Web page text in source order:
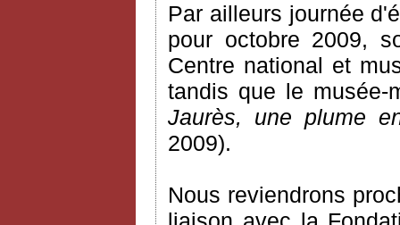
Par ailleurs journée
pour octobre 2009,
Centre national et
tandis que le musée-
Jaurès, une plume
2009).
Nous reviendrons